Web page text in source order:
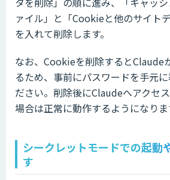
ァイル」と「Cookieと他のサイト
を入れて削除します。
なお、Cookieを削除するとClaude
るため、事前にパスワードを手元
ださい。削除後にClaudeへアクセ
場合は正常に動作するようになりま
シークレットモードでの起動
す